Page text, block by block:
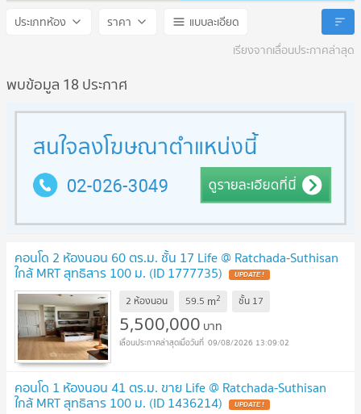
Life @ Ratchada - Suthisan
Life @ Ratchada - Suthisan
ประเภทห้อง ราคา
แบบละเอียด
เรียงจากเลื่อนประกาศล่าสุด
พบข้อมูล 18 ประกาศ
คอนโด 2 ห้องนอน 60 ตร.ม. ชั้น 17 Life @ Ratchada-Suthisan
ใกล้ MRT สุทธิสาร 100 ม. (ID 1777735)
2 ห้องนอน 59.5 m2 ชั้น 17
5,500,000 บาท
09/08/2026 13:09:02
คอนโด 1 ห้องนอน 41 ตร.ม. ขาย Life @ Ratchada-Suthisan
ใกล้ MRT สุทธิสาร 100 ม. (ID 1436214)